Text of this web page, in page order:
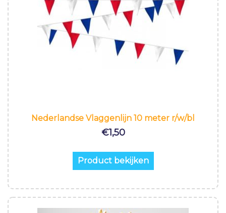
Nederlandse Vlaggenlijn 10 meter r/w/bl
€1,50
Product bekijken